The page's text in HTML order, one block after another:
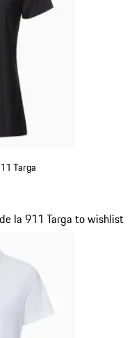
Targa
la 911 Targa to wishlist